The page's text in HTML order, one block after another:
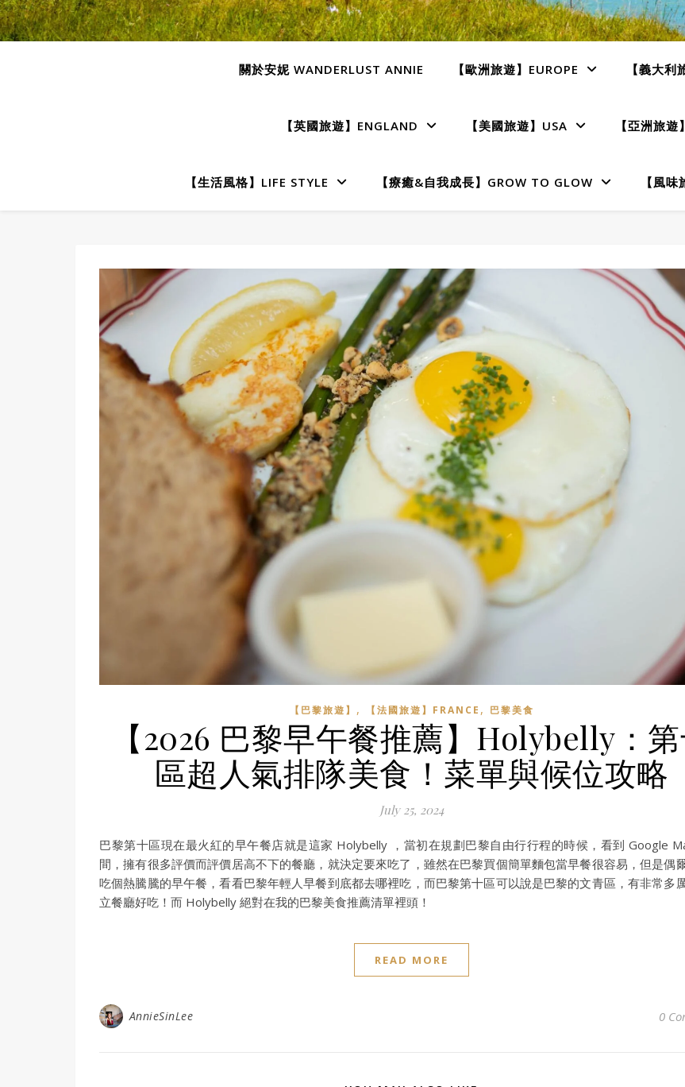
關於安妮 WANDERLUST ANNIE 【歐洲旅遊】EUROPE 【義大
【英國旅遊】ENGLAND 【美國旅遊】USA 【亞洲旅遊
【生活風格】LIFE STYLE 【療癒&自我成長】GROW TO GLOW 【風
【巴黎旅遊】 , 【法國旅遊】FRANCE , 巴黎美食
【2026 巴黎早午餐推薦】Holybelly：
區超人氣排隊美食！菜單與候位攻略
July 25, 2024
巴黎第十區現在最火紅的早午餐店就是這家 Holybelly ，當初在規劃巴黎自由行行程的時候，看到 Google
間，擁有很多評價而評價居高不下的餐廳，就決定要來吃了，雖然在巴黎買個簡單麵包當早餐很容易，但是偶
吃個熱騰騰的早午餐，看看巴黎年輕人早餐到底都去哪裡吃，而巴黎第十區可以說是巴黎的文青區，有非常多
立餐廳好吃！而 Holybelly 絕對在我的巴黎美食推薦清單裡頭！
READ MORE
AnnieSinLee 0